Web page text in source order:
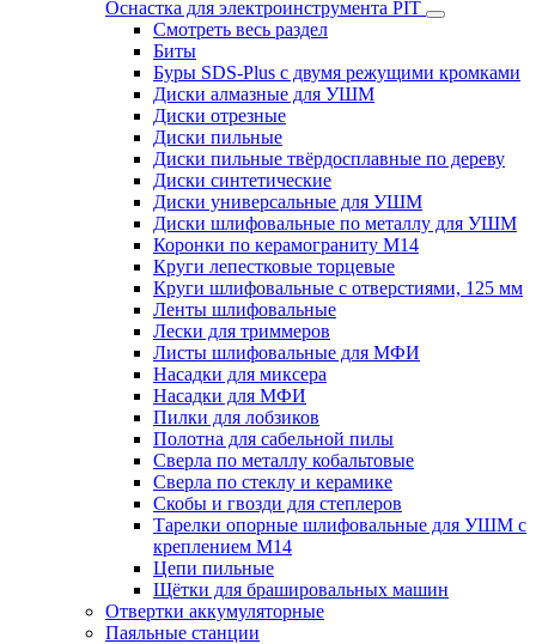
Оснастка для электроинструмента PIT
Смотреть весь раздел
Биты
Буры SDS-Plus c двумя режущими кромками
Диски алмазные для УШМ
Диски отрезные
Диски пильные
Диски пильные твёрдосплавные по дереву
Диски синтетические
Диски универсальные для УШМ
Диски шлифовальные по металлу для УШМ
Коронки по керамограниту M14
Круги лепестковые торцевые
Круги шлифовальные с отверстиями, 125 мм
Ленты шлифовальные
Лески для триммеров
Листы шлифовальные для МФИ
Насадки для миксера
Насадки для МФИ
Пилки для лобзиков
Полотна для сабельной пилы
Сверла по металлу кобальтовые
Сверла по стеклу и керамике
Скобы и гвозди для степлеров
Тарелки опорные шлифовальные для УШМ с
креплением М14
Цепи пильные
Щётки для брашировальных машин
Отвертки аккумуляторные
Паяльные станции